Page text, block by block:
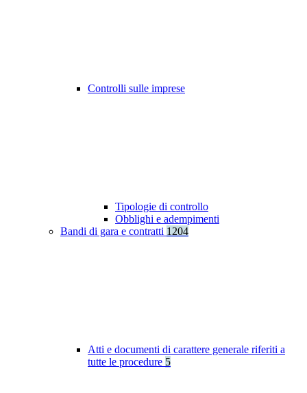
Controlli sulle imprese
Tipologie di controllo
Obblighi e adempimenti
Bandi di gara e contratti 1204
Atti e documenti di carattere generale riferiti a
tutte le procedure 5